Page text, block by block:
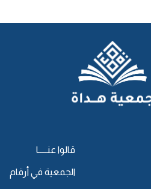
قالوا عنـــــا
الجمعية في أرقام